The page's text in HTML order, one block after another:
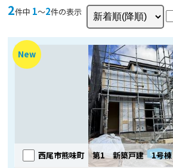
2件中 1〜2件の表示
New
西尾市熊味町 第1 新築戸建 1号棟